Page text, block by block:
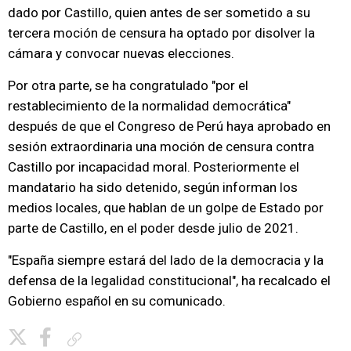
dado por Castillo, quien antes de ser sometido a su
tercera moción de censura ha optado por disolver la
cámara y convocar nuevas elecciones.
Por otra parte, se ha congratulado "por el
restablecimiento de la normalidad democrática"
después de que el Congreso de Perú haya aprobado en
sesión extraordinaria una moción de censura contra
Castillo por incapacidad moral. Posteriormente el
mandatario ha sido detenido, según informan los
medios locales, que hablan de un golpe de Estado por
parte de Castillo, en el poder desde julio de 2021.
"España siempre estará del lado de la democracia y la
defensa de la legalidad constitucional", ha recalcado el
Gobierno español en su comunicado.